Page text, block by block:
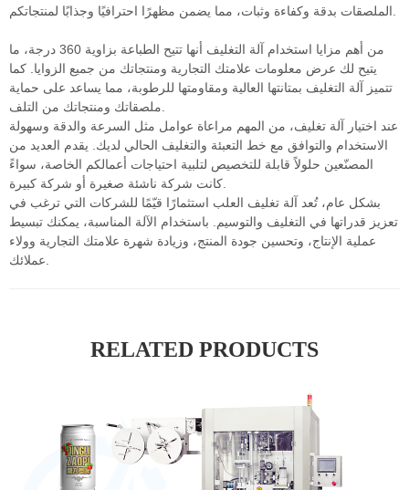
من أهم مزايا استخدام آلة التغليف أنها تتيح الطباعة بزاوية 360 درجة، ما
يتيح لك عرض معلومات علامتك التجارية ومنتجاتك من جميع الزوايا. كما
تتميز آلة التغليف بمتانتها العالية ومقاومتها للرطوبة، مما يساعد على حماية
عند اختيار آلة تغليف، من المهم مراعاة عوامل مثل السرعة والدقة وسهولة
الاستخدام والتوافق مع خط التعبئة والتغليف الحالي لديك. يقدم العديد من
المصنّعين حلولاً قابلة للتخصيص لتلبية احتياجات أعمالكم الخاصة، سواءً
بشكل عام، تُعد آلة تغليف العلب استثمارًا قيّمًا للشركات التي ترغب في
تعزيز قدراتها في التغليف والتوسيم. باستخدام الآلة المناسبة، يمكنك تبسيط
عملية الإنتاج، وتحسين جودة المنتج، وزيادة شهرة علامتك التجارية وولاء
RELATED PRODUCTS